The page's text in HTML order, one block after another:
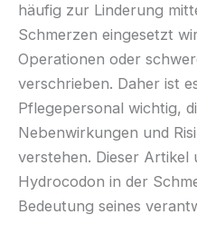
häufig zur Linderung
Schmerzen eingesetzt
Operationen oder
verschrieben. Daher ist
Pflegepersonal wichtig,
Nebenwirkungen und
verstehen. Dieser Artikel
Hydrocodon in der
Bedeutung seines